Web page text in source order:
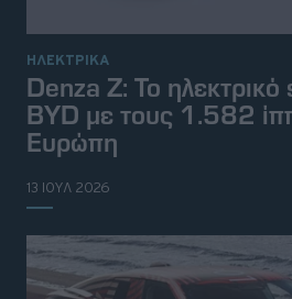
ΗΛΕΚΤΡΙΚΑ
Denza Z: Το
BYD με τους 1.582
Ευρώπη
13 ΙΟΥΛ 2026